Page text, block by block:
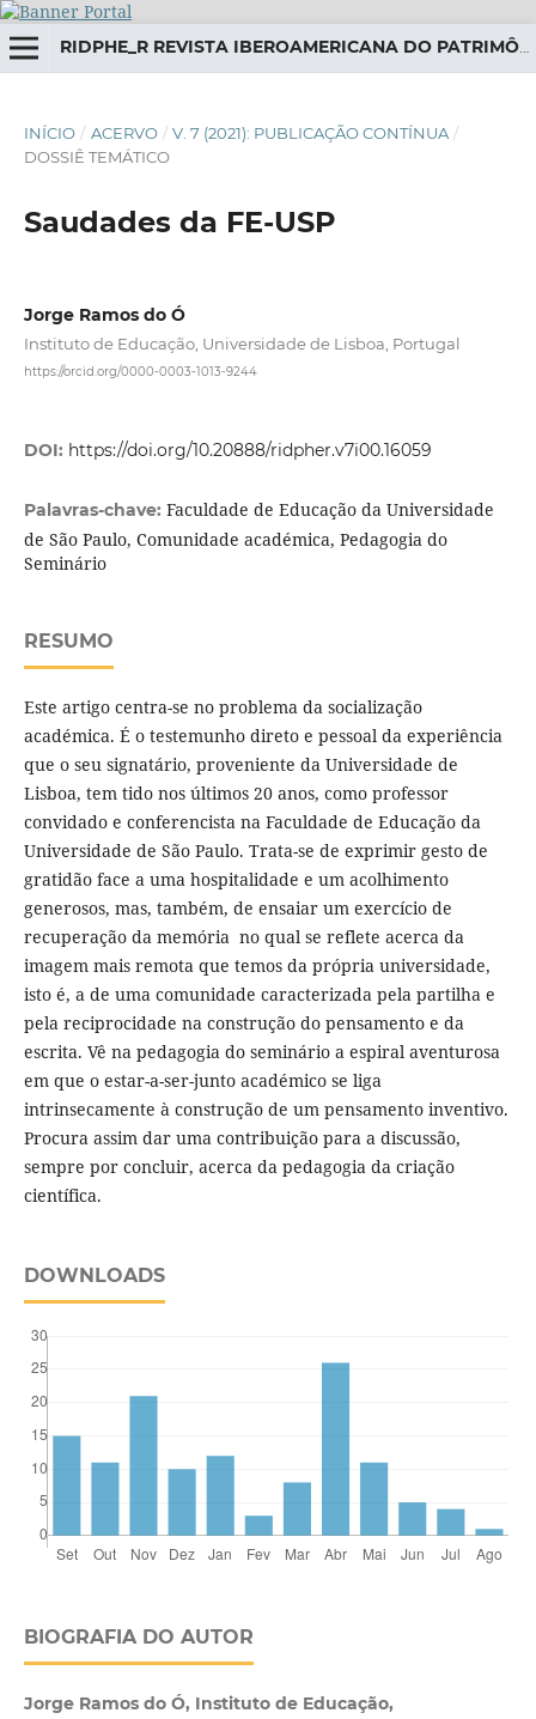
RIDPHE_R REVISTA IBEROAMERICANA DO PATRIMÔNIO HISTÓRICO-EDUCATIVO
INÍCIO / ACERVO / V. 7 (2021): PUBLICAÇÃO CONTÍNUA /
DOSSIÊ TEMÁTICO
Saudades da FE-USP
Jorge Ramos do Ó
Instituto de Educação, Universidade de Lisboa, Portugal
https://orcid.org/0000-0003-1013-9244
DOI: https://doi.org/10.20888/ridpher.v7i00.16059
Palavras-chave: Faculdade de Educação da Universidade
de São Paulo, Comunidade académica, Pedagogia do
Seminário
RESUMO
Este artigo centra-se no problema da socialização
académica. É o testemunho direto e pessoal da experiência
que o seu signatário, proveniente da Universidade de
Lisboa, tem tido nos últimos 20 anos, como professor
convidado e conferencista na Faculdade de Educação da
Universidade de São Paulo. Trata-se de exprimir gesto de
gratidão face a uma hospitalidade e um acolhimento
generosos, mas, também, de ensaiar um exercício de
recuperação da memória no qual se reflete acerca da
imagem mais remota que temos da própria universidade,
isto é, a de uma comunidade caracterizada pela partilha e
pela reciprocidade na construção do pensamento e da
escrita. Vê na pedagogia do seminário a espiral aventurosa
em que o estar-a-ser-junto académico se liga
intrinsecamente à construção de um pensamento inventivo.
Procura assim dar uma contribuição para a discussão,
sempre por concluir, acerca da pedagogia da criação
científica.
DOWNLOADS
BIOGRAFIA DO AUTOR
Jorge Ramos do Ó, Instituto de Educação,